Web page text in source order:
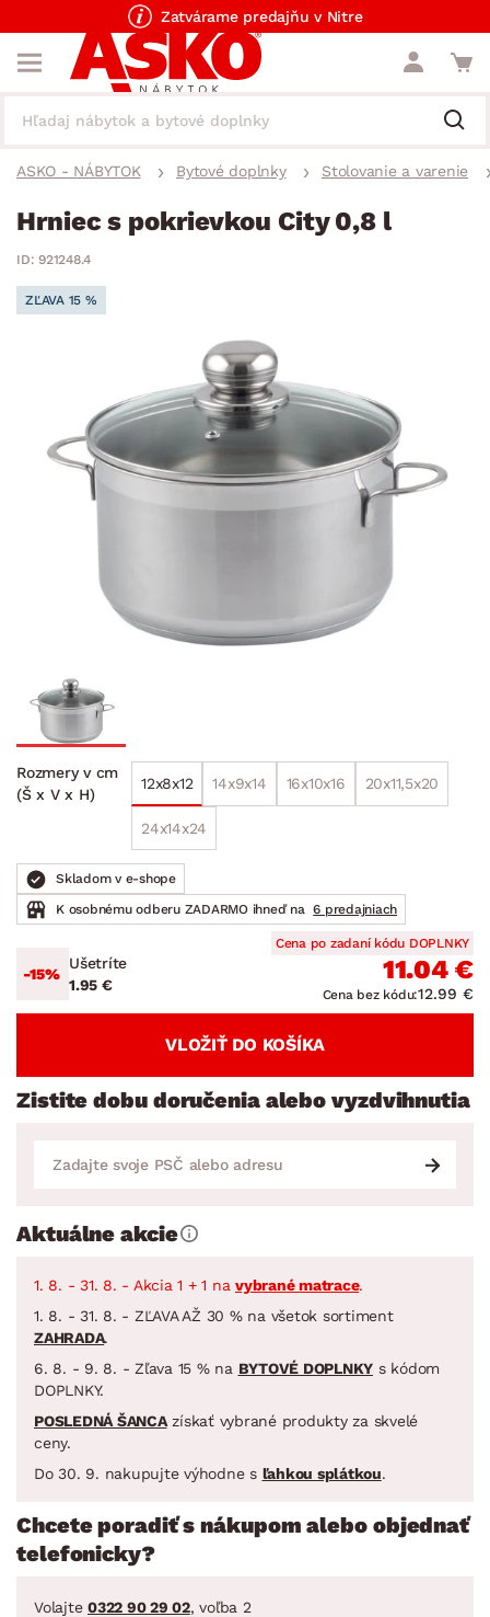
Zatvárame predajňu v Nitre
ASKO - NÁBYTOK Bytové doplnky Stolovanie a varenie
Hrniec s pokrievkou City 0,8 l
ID: 921248.4
ZĽAVA 15 %
Rozmery v cm
(Š x V x H)
12x8x12 14x9x14 16x10x16 20x11,5x20
24x14x24
Skladom v e-shope
K osobnému odberu ZADARMO ihneď na 6 predajniach
-15%
Ušetríte
1.95 €
Cena po zadaní kódu DOPLNKY
11.04 €
Cena bez kódu:12.99 €
VLOŽIŤ DO KOŠÍKA
Zistite dobu doručenia alebo vyzdvihnutia
Aktuálne akcie
1. 8. - 31. 8. - Akcia 1 + 1 na vybrané matrace.
1. 8. - 31. 8. - ZĽAVA AŽ 30 % na všetok sortiment
ZAHRADA.
6. 8. - 9. 8. - Zľava 15 % na BYTOVÉ DOPLNKY s kódom
DOPLNKY.
POSLEDNÁ ŠANCAzískať vybrané produkty za skvelé
ceny.
Do 30. 9. nakupujte výhodne s ľahkou splátkou.
Chcete poradiť s nákupom alebo objednať
telefonicky?
Volajte 0322 90 29 02, voľba 2